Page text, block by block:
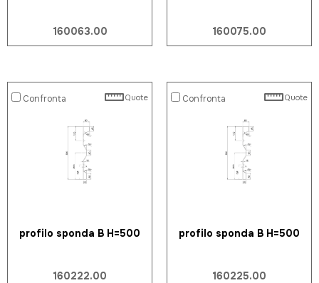
160063.00 160075.00
Confronta Quote
profilo sponda B H=500
160222.00
Confronta Quote
profilo sponda B H=500
160225.00